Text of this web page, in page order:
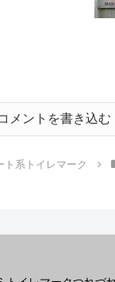
メントを書き込む
ト系トイレマーク